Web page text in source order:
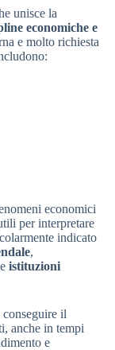
unisce la
economiche e
e molto richiesta
economici
per interpretare
indicato
,
istituzioni
il
anche in tempi
e